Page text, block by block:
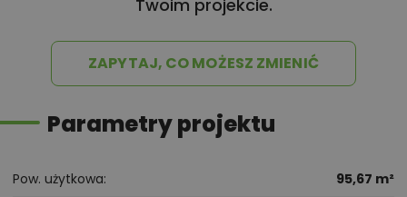
Twoim projekcie.
ZAPYTAJ, CO MOŻESZ ZMIENIĆ
Parametry projektu
Pow. użytkowa
95,67 m²